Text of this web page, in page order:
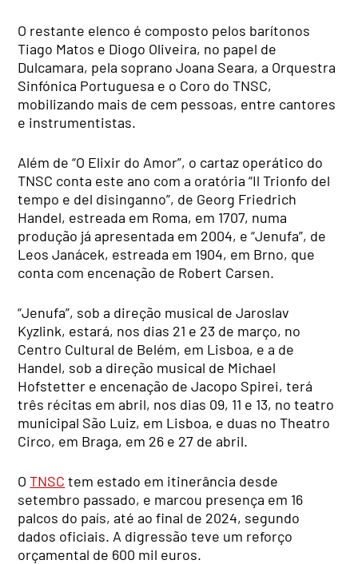
O restante elenco é composto pelos barítonos
Tiago Matos e Diogo Oliveira, no papel de
Dulcamara, pela soprano Joana Seara, a Orquestra
Sinfónica Portuguesa e o Coro do TNSC,
mobilizando mais de cem pessoas, entre cantores
e instrumentistas.
Além de “O Elixir do Amor”, o cartaz operático do
TNSC conta este ano com a oratória “Il Trionfo del
tempo e del disinganno”, de Georg Friedrich
Handel, estreada em Roma, em 1707, numa
produção já apresentada em 2004, e “Jenufa”, de
Leos Janácek, estreada em 1904, em Brno, que
conta com encenação de Robert Carsen.
“Jenufa”, sob a direção musical de Jaroslav
Kyzlink, estará, nos dias 21 e 23 de março, no
Centro Cultural de Belém, em Lisboa, e a de
Handel, sob a direção musical de Michael
Hofstetter e encenação de Jacopo Spirei, terá
três récitas em abril, nos dias 09, 11 e 13, no teatro
municipal São Luiz, em Lisboa, e duas no Theatro
Circo, em Braga, em 26 e 27 de abril.
OTNSC tem estado em itinerância desde
setembro passado, e marcou presença em 16
palcos do país, até ao final de 2024, segundo
dados oficiais. A digressão teve um reforço
orçamental de 600 mil euros.